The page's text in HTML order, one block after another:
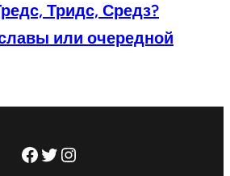
Тридс, Средз?
или очередной
Facebook
Twitter
Instagram